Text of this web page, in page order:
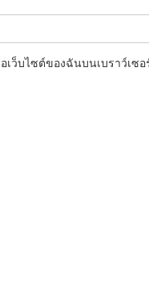
เว็บไซต์ของฉันบนเบราว์เซ